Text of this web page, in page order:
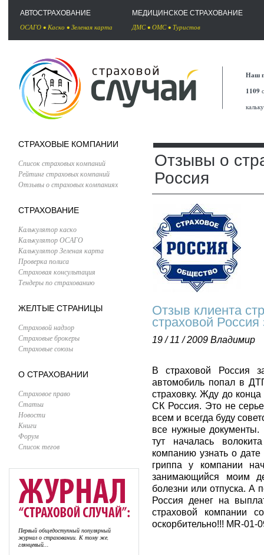
АВТОСТРАХОВАНИЕ
ОСАГО • Каско • Зеленая карта
МЕДИЦИНСКОЕ СТРАХОВАНИЕ
ДМС• ОМС• Туристов
Наш
1109
СТРАХОВЫЕ КОМПАНИИ
Список страховых компаний
Рейтинг страховых компаний
Отзывы о страховых компаниях
СТРАХОВАНИЕ
Калькулятор каско
Калькулятор ОСАГО
Калькулятор Зеленая карта
Проверка полиса
Страховая консультация
Тендеры по страхованию
ЖЕЛТЫЕ СТРАНИЦЫ
Страховой надзор
Страховые брокеры
Страховые союзы
О СТРАХОВАНИИ
Страховое право
Статьи
Новости
Книги
Форум
Список тегов
Первый общедоступный популярный
журнал о страховании. К тому же,
глянцевый...
Отзывы о
Россия
Отзыв клиента
страховой Россия
19 / 11 / 2009 Владимир
В страховой Россия
автомобиль попал в
страховку. Жду до
СК Россия. Это не
всем и всегда буду
все нужные
тут началась
компанию узнать о
гриппа у компании
занимающийся моим
болезни или отпуска. А
Россия денег на
страховой компании
оскорбительно!!! MR-01-